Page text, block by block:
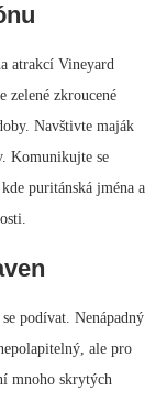
atrakcí Vineyard
zelené zkroucené
Navštivte maják
Komunikujte se
puritánská jména a
podívat. Nenápadný
ale pro
mnoho skrytých